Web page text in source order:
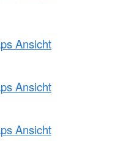
Ansicht
Ansicht
Ansicht